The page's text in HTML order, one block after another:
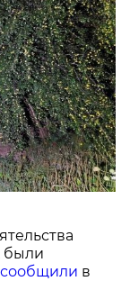
были
сообщили в